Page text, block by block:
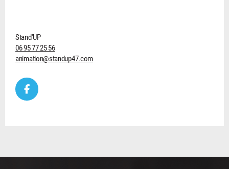
Stand'UP
06 95 77 25 56
animation@standup47.com